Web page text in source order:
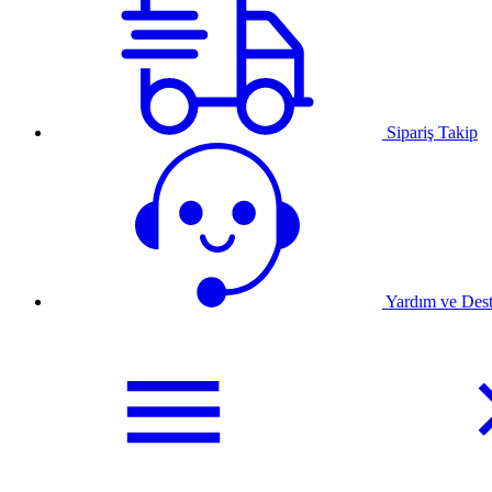
Sipariş Takip
Yardım ve